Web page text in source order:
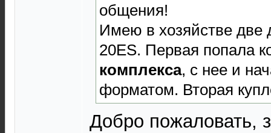
общения!
Имею в хозяйстве две
20ES. Первая попала
комплекса, с нее и
форматом. Вторая
Добро пожаловать,